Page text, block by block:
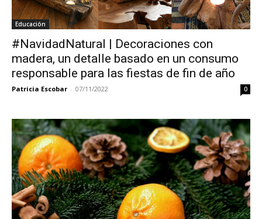
Educación
#NavidadNatural | Decoraciones con
madera, un detalle basado en un consumo
responsable para las fiestas de fin de año
Patricia Escobar - 07/11/2022 0